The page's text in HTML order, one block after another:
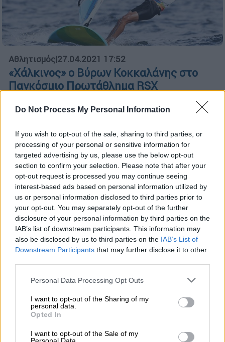
Do Not Process My Personal Information
If you wish to opt-out of the sale, sharing to third parties, or
processing of your personal or sensitive information for
targeted advertising by us, please use the below opt-out
section to confirm your selection. Please note that after your
opt-out request is processed you may continue seeing
interest-based ads based on personal information utilized by
us or personal information disclosed to third parties prior to
your opt-out. You may separately opt-out of the further
disclosure of your personal information by third parties on the
IAB’s list of downstream participants. This information may
also be disclosed by us to third parties on the IAB’s List of
Downstream Participants that may further disclose it to other
Please note that this website/app uses one or more Google
not limited to your visit or usage behaviour. You may click to
grant or deny consent to Google and its third-party tags to
use your data for below specified purposes in below Google
consent section.
Personal Data Processing Opt Outs
I want to opt-out of the Sharing of my
personal data.
Opted In
I want to opt-out of the Sale of my
Αθλητισμός|27.04.2021 17:52
«Χάλκινος» ο Βύρων Κοκκαλάνης στο
Παγκόσμιο Πρωτάθλημα RSX
Ο Ελληνας πρωταθλητής κατέκτησε
μετάλλιο για δεύτερη φορά στην καριέρα
Αθλητισμός 17.08.2019 13:19
Ο διάπλους 18 μιλίων της 81χρονης
Αναστασίας που ενώνει την Ελλάδα
Η Αναστασία Γερολυμάτου στις 25
Αυγούστου θα επιχειρήσει με γουιντ